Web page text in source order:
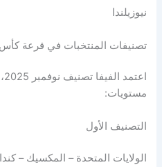
نيوزيلندا
تصنيفات المنتخبات في قرعة كأس
مستويات:
التصنيف الأول
الولايات المتحدة – المكسيك –